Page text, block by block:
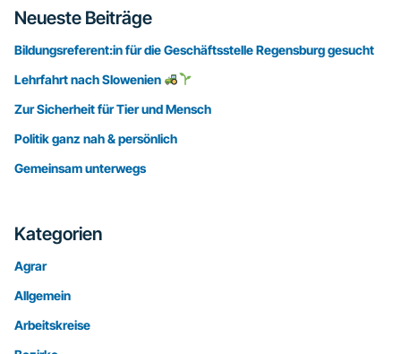
Seitenspalte
Neueste Beiträge
Bildungsreferent:in für die Geschäftsstelle Regensburg gesucht
Lehrfahrt nach Slowenien
Zur Sicherheit für Tier und Mensch
Politik ganz nah & persönlich
Gemeinsam unterwegs
Kategorien
Agrar
Allgemein
Arbeitskreise